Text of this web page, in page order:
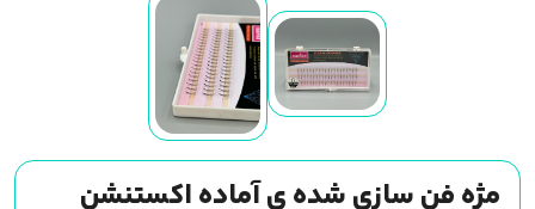
مژه فن سازی شده ی آماده اکستنشن